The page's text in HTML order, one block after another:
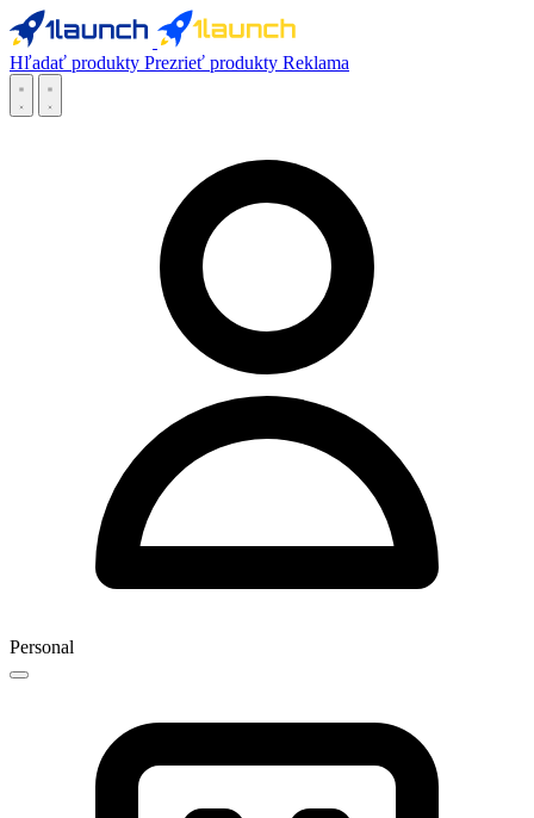
Hľadať produkty Prezrieť produkty Reklama
Personal